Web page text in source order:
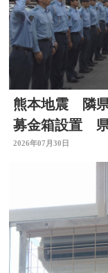
熊本地震 隣
募金箱設置 県
め部隊を派遣
2026年07月30日